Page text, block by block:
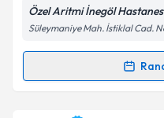
Özel Aritmi İnegöl
Süleymaniye Mah. İstiklal Cad.
Randevu Takvimi